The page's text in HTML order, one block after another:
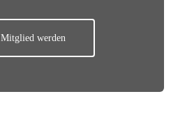
Mitglied werden